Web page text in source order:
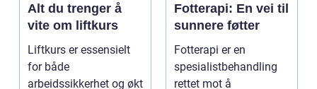
Alt du trenger å
vite om liftkurs
Liftkurs er essensielt
for både
arbeidssikkerhet og økt
Fotterapi: En vei til
sunnere føtter
Fotterapi er en
spesialistbehandling
rettet mot å